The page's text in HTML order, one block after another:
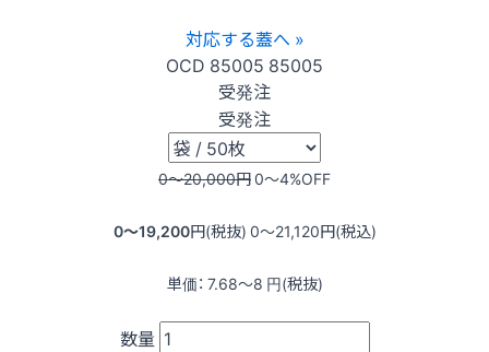
対応する蓋へ »
OCD 85005 85005
受発注
受発注
0〜20,000円0〜4%OFF
0〜19,200円(税抜) 0〜21,120円(税込)
単価： 7.68〜8 円(税抜)
数量